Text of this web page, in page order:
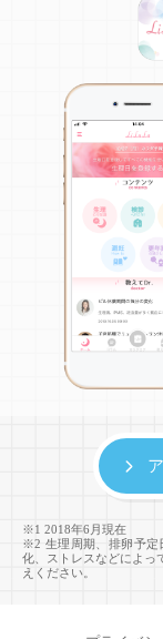
※1 2018年6月現在
※2 生理周期、排卵予定
化、ストレスなどによっ
えください。